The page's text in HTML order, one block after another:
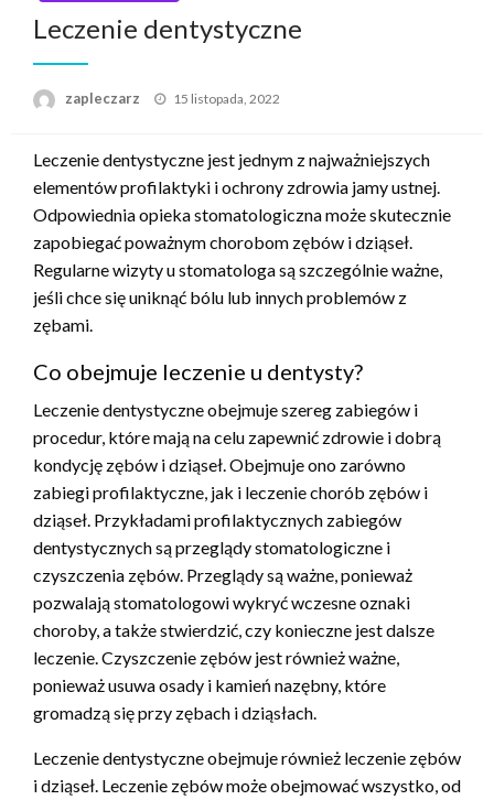
Leczenie dentystyczne
zapleczarz Napisano
15 listopada, 2022
Leczenie dentystyczne jest jednym z najważniejszych
elementów profilaktyki i ochrony zdrowia jamy ustnej.
Odpowiednia opieka stomatologiczna może skutecznie
zapobiegać poważnym chorobom zębów i dziąseł.
Regularne wizyty u stomatologa są szczególnie ważne,
jeśli chce się uniknąć bólu lub innych problemów z
zębami.
Co obejmuje leczenie u dentysty?
Leczenie dentystyczne obejmuje szereg zabiegów i
procedur, które mają na celu zapewnić zdrowie i dobrą
kondycję zębów i dziąseł. Obejmuje ono zarówno
zabiegi profilaktyczne, jak i leczenie chorób zębów i
dziąseł. Przykładami profilaktycznych zabiegów
dentystycznych są przeglądy stomatologiczne i
czyszczenia zębów. Przeglądy są ważne, ponieważ
pozwalają stomatologowi wykryć wczesne oznaki
choroby, a także stwierdzić, czy konieczne jest dalsze
leczenie. Czyszczenie zębów jest również ważne,
ponieważ usuwa osady i kamień nazębny, które
gromadzą się przy zębach i dziąsłach.
Leczenie dentystyczne obejmuje również leczenie zębów
i dziąseł. Leczenie zębów może obejmować wszystko, od